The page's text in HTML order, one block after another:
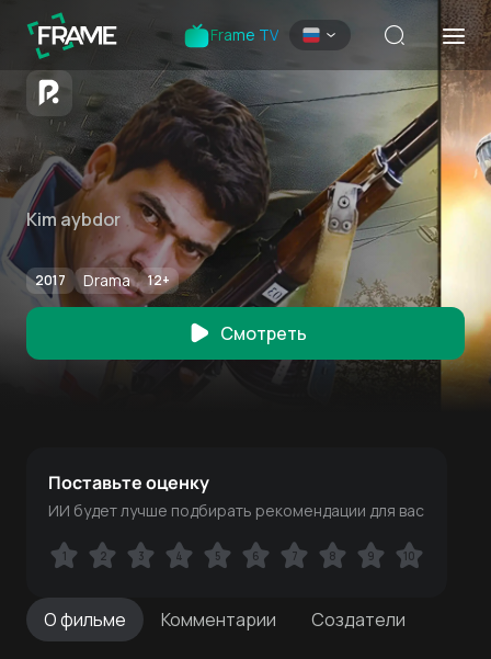
Frame TV
Kim aybdor
2017 Drama 12+
Смотреть
Офильме Комментарии Создатели
Поставьте оценку
ИИ будет лучше подбирать рекомендации для вас
1 2 3 4 5 6 7 8 9 10
1 2 3 4 5 6 7 8 9 10